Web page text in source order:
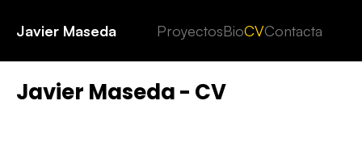
Javier Maseda ProyectosBioCVContacta
Javier Maseda - CV